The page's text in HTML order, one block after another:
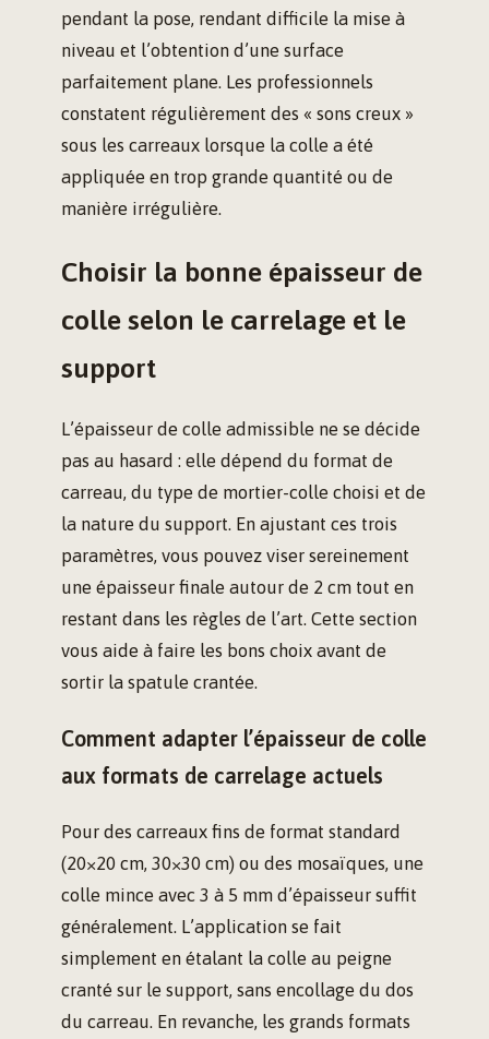
pendant la pose, rendant difficile la mise à
niveau et l’obtention d’une surface
parfaitement plane. Les professionnels
constatent régulièrement des « sons creux »
sous les carreaux lorsque la colle a été
appliquée en trop grande quantité ou de
manière irrégulière.
Choisir la bonne épaisseur de
colle selon le carrelage et le
support
L’épaisseur de colle admissible ne se décide
pas au hasard : elle dépend du format de
carreau, du type de mortier-colle choisi et de
la nature du support. En ajustant ces trois
paramètres, vous pouvez viser sereinement
une épaisseur finale autour de 2 cm tout en
restant dans les règles de l’art. Cette section
vous aide à faire les bons choix avant de
sortir la spatule crantée.
Comment adapter l’épaisseur de colle
aux formats de carrelage actuels
Pour des carreaux fins de format standard
(20×20 cm, 30×30 cm) ou des mosaïques, une
colle mince avec 3 à 5 mm d’épaisseur suffit
généralement. L’application se fait
simplement en étalant la colle au peigne
cranté sur le support, sans encollage du dos
du carreau. En revanche, les grands formats